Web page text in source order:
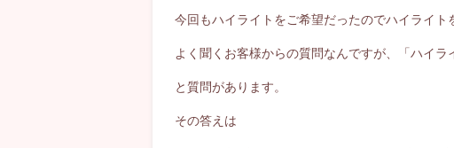
今回もハイライトをご希望だったのでハイライト
よく聞くお客様からの質問なんですが、「ハイラ
と質問があります。
その答えは